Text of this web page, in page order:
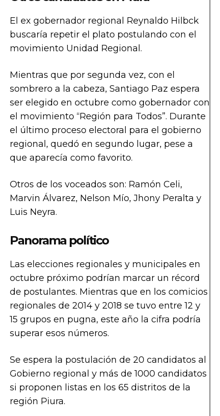
El ex gobernador regional Reynaldo Hilbck
buscaría repetir el plato postulando con el
movimiento Unidad Regional.
Mientras que por segunda vez, con el
sombrero a la cabeza, Santiago Paz espera
ser elegido en octubre como gobernador con
el movimiento “Región para Todos”. Durante
el último proceso electoral para el gobierno
regional, quedó en segundo lugar, pese a
que aparecía como favorito.
Otros de los voceados son: Ramón Celi,
Marvin Álvarez, Nelson Mío, Jhony Peralta y
Luis Neyra.
Panorama político
Las elecciones regionales y municipales en
octubre próximo podrían marcar un récord
de postulantes. Mientras que en los comicios
regionales de 2014 y 2018 se tuvo entre 12 y
15 grupos en pugna, este año la cifra podría
superar esos números.
Se espera la postulación de 20 candidatos al
Gobierno regional y más de 1000 candidatos
si proponen listas en los 65 distritos de la
región Piura.